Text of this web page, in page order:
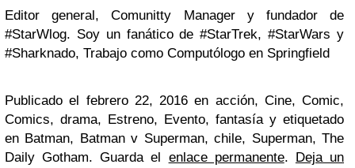
Editor general, Comunitty Manager y fundador de
#StarWlog. Soy un fanático de #StarTrek, #StarWars y
#Sharknado, Trabajo como Computólogo en Springfield
Publicado el febrero 22, 2016 en acción, Cine, Comic,
Comics, drama, Estreno, Evento, fantasía y etiquetado
en Batman, Batman v Superman, chile, Superman, The
Daily Gotham. Guarda el enlace permanente.
Deja un